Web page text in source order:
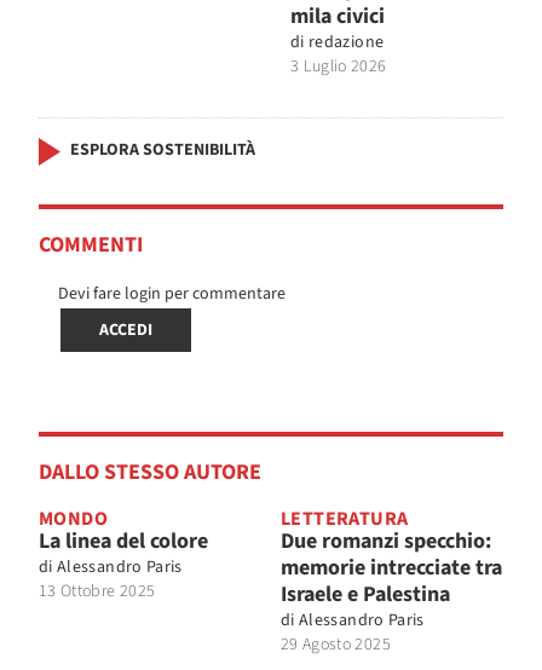
mila civici
di redazione
3 Luglio 2026
ESPLORA SOSTENIBILITÀ
COMMENTI
Devi fare login per commentare
ACCEDI
DALLO STESSO AUTORE
MONDO
La linea del colore
di Alessandro Paris
13 Ottobre 2025
LETTERATURA
Due romanzi specchio:
memorie intrecciate tra
Israele e Palestina
di Alessandro Paris
29 Agosto 2025